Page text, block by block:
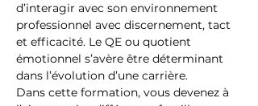
d’interagir avec son environnement
professionnel avec discernement, tact
et efficacité. Le QE ou quotient
émotionnel s’avère être déterminant
dans l’évolution d’une carrière.
Dans cette formation, vous devenez à